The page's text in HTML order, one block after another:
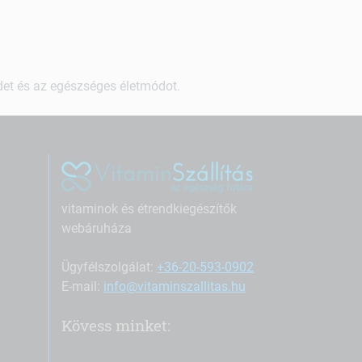
és az egészséges életmódot.
vitaminok és étrendkiegészítők
webáruháza
Ügyfélszolgálat: +36-20-593-0902
E-mail: info@vitaminszallitas.hu
Kövess minket: